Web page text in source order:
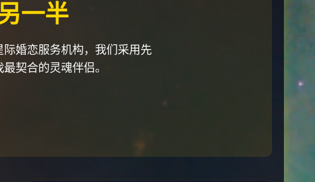
一半
婚恋服务机构，我们采用先
契合的灵魂伴侣。